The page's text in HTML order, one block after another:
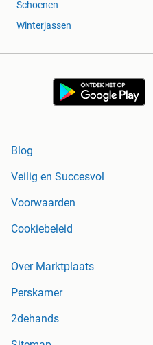
Schoenen
Winterjassen
Blog
Veilig en Succesvol
Voorwaarden
Cookiebeleid
Over Marktplaats
Perskamer
2dehands